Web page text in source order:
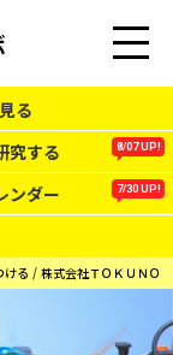
EN
る
究する 8/07 UP!
ンダー 7/30 UP!
ける 株式会社ＴＯＫＵＮＯ